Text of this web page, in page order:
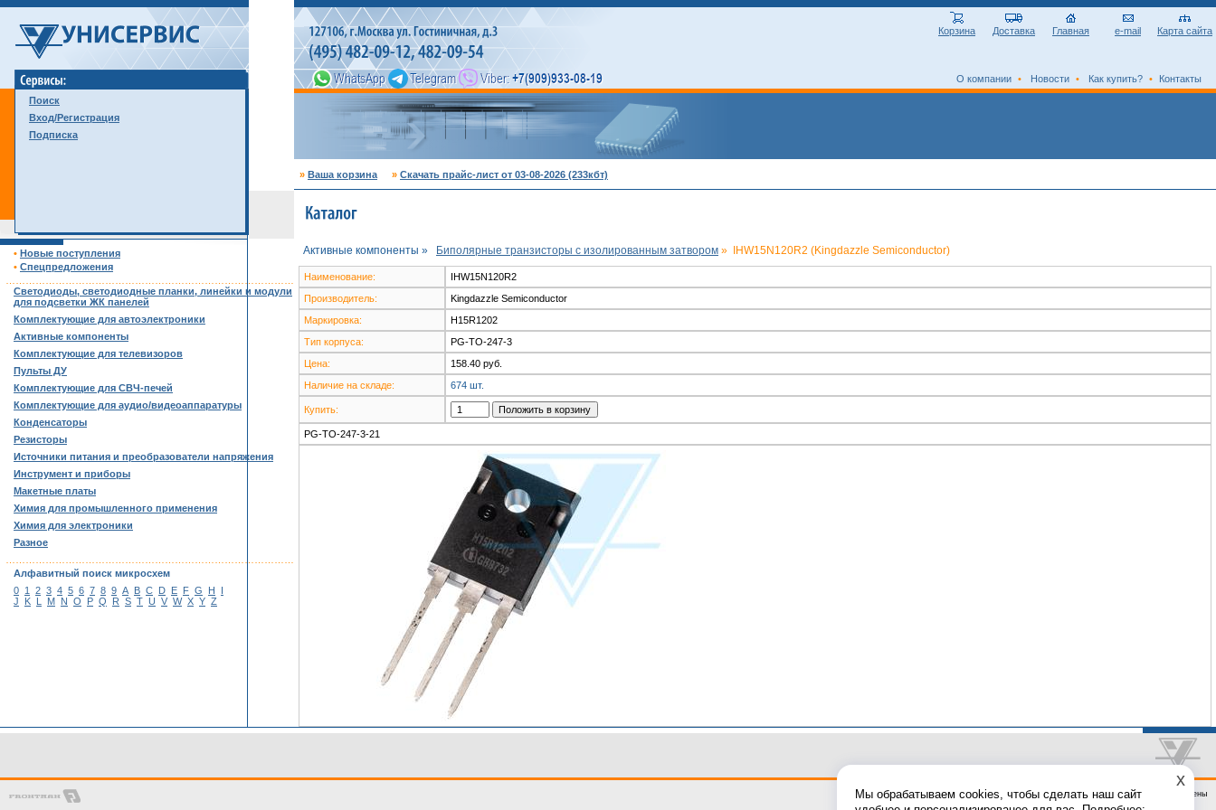
x
Мы обрабатываем cookies, чтобы сделать наш сайт
Поиск
Вход/Регистрация
Подписка
Корзина Доставка Главная e-mail Карта сайта
О компании • Новости • Как купить? • Контакты
» Ваша корзина » Скачать прайс-лист от 03-08-2026 (233кбт)
• Новые поступления
• Спецпредложения
Светодиоды, светодиодные планки, линейки и модули
для подсветки ЖК панелей
Комплектующие для автоэлектроники
Активные компоненты
Комплектующие для телевизоров
Пульты ДУ
Комплектующие для СВЧ-печей
Комплектующие для аудио/видеоаппаратуры
Конденсаторы
Резисторы
Источники питания и преобразователи напряжения
Инструмент и приборы
Макетные платы
Химия для промышленного применения
Химия для электроники
Разное
Алфавитный поиск микросхем
0 1 2 3 4 5 6 7 8 9 A B C D E F G H
I
J
K L M N O P Q R S T U V W X Y Z
Активные компоненты » Биполярные транзисторы с изолированным затвором » IHW15N120R2 (Kingdazzle Semiconductor)
Наименование:
IHW15N120R2
Производитель:
Kingdazzle Semiconductor
Маркировка:
H15R1202
Тип корпуса:
PG-TO-247-3
Цена:
158.40 руб.
Наличие на складе:
674 шт.
Купить:
PG-TO-247-3-21
© Компания "Унисервис" | 2002-2009 Все права защищены